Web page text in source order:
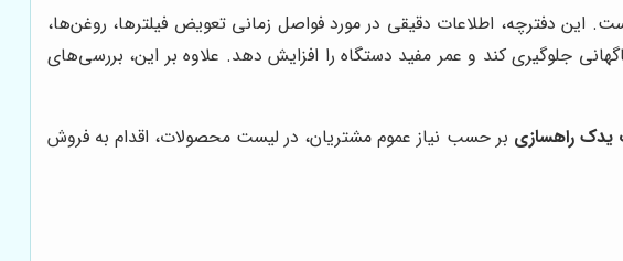
این دفترچه، اطلاعات دقیقی در مورد فواصل زمانی تعویض فیلترها، روغن‌ها،
جلوگیری کند و عمر مفید دستگاه را افزایش دهد. علاوه بر این، بررسی‌های
یدک راهسازی بر حسب نیاز عموم مشتریان، در لیست محصولات، اقدام به فروش